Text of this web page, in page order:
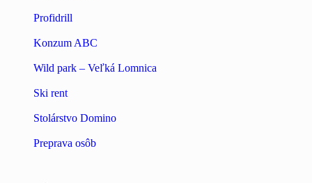
Profidrill
Konzum ABC
Wild park – Veľká Lomnica
Ski rent
Stolárstvo Domino
Preprava osôb